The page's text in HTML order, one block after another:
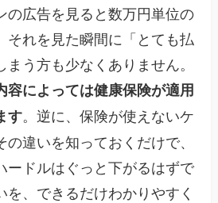
の広告を見ると数万円単位の
それを見た瞬間に「とても払
う方も少なくありません。
容によっては健康保険が適用
す。逆に、保険が使えないケ
違いを知っておくだけで、
ードルはぐっと下がるはずで
、できるだけわかりやすく